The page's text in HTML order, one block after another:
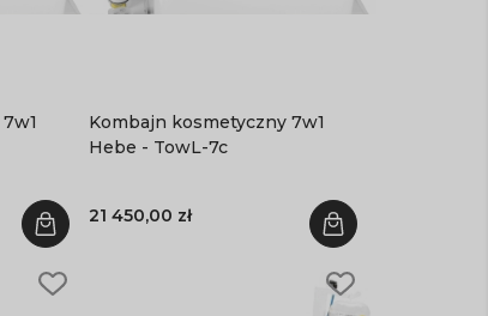
Kombajn kosmetyczny 7w1
Hebe - TowL-7c
21 450,00 zł